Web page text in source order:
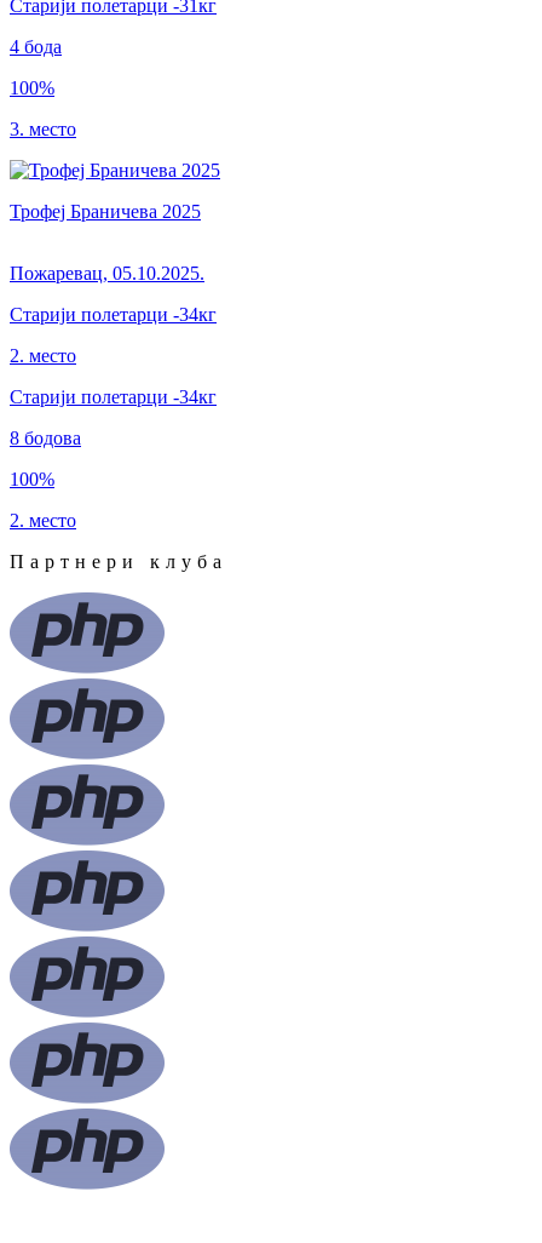
Старији полетарци -31кг
4 бода
100%
3. место
Трофеј Браничева 2025
Пожаревац, 05.10.2025.
Старији полетарци -34кг
2. место
Старији полетарци -34кг
8 бодова
100%
2. место
Партнери клуба